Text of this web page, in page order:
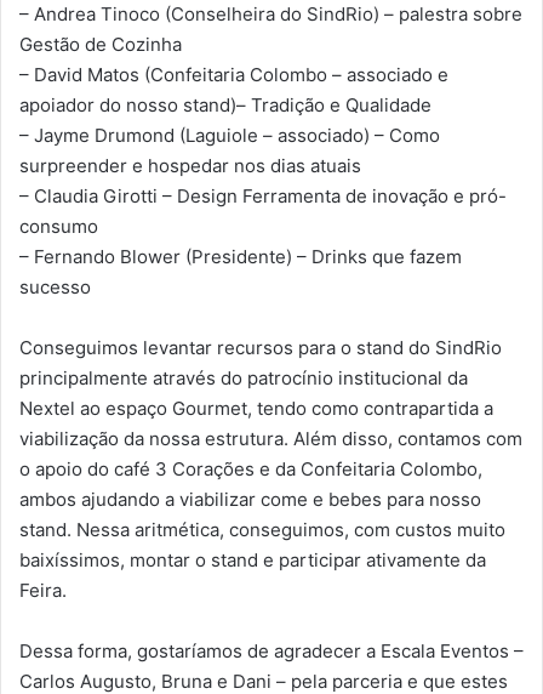
– Andrea Tinoco (Conselheira do SindRio) – palestra sobre
Gestão de Cozinha
– David Matos (Confeitaria Colombo – associado e
apoiador do nosso stand)– Tradição e Qualidade
– Jayme Drumond (Laguiole – associado) – Como
surpreender e hospedar nos dias atuais
– Claudia Girotti – Design Ferramenta de inovação e pró-
consumo
– Fernando Blower (Presidente) – Drinks que fazem
sucesso
Conseguimos levantar recursos para o stand do SindRio
principalmente através do patrocínio institucional da
Nextel ao espaço Gourmet, tendo como contrapartida a
viabilização da nossa estrutura. Além disso, contamos com
o apoio do café 3 Corações e da Confeitaria Colombo,
ambos ajudando a viabilizar come e bebes para nosso
stand. Nessa aritmética, conseguimos, com custos muito
baixíssimos, montar o stand e participar ativamente da
Feira.
Dessa forma, gostaríamos de agradecer a Escala Eventos –
Carlos Augusto, Bruna e Dani – pela parceria e que estes